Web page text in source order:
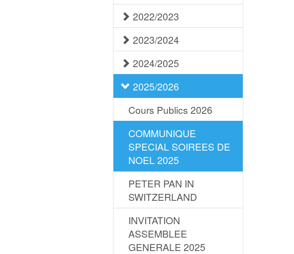
2022/2023
2023/2024
2024/2025
2025/2026
Cours Publics 2026
COMMUNIQUE
SPECIAL SOIREES DE
NOEL 2025
PETER PAN IN
SWITZERLAND
INVITATION
ASSEMBLEE
GENERALE 2025